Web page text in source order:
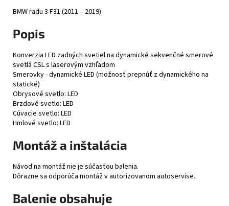
BMW radu 3 F31 (2011 – 2019)
Popis
Konverzia LED zadných svetiel na dynamické sekvenčné smerové
svetlá CSL s laserovým vzhľadom
Smerovky - dynamické LED (možnosť prepnúť z dynamického na
statické)
Obrysové svetlo: LED
Brzdové svetlo: LED
Cúvacie svetlo: LED
Hmlové svetlo: LED
Montáž a inštalácia
Návod na montáž nie je súčasťou balenia.
Dôrazne sa odporúča montáž v autorizovanom autoservise.
Balenie obsahuje